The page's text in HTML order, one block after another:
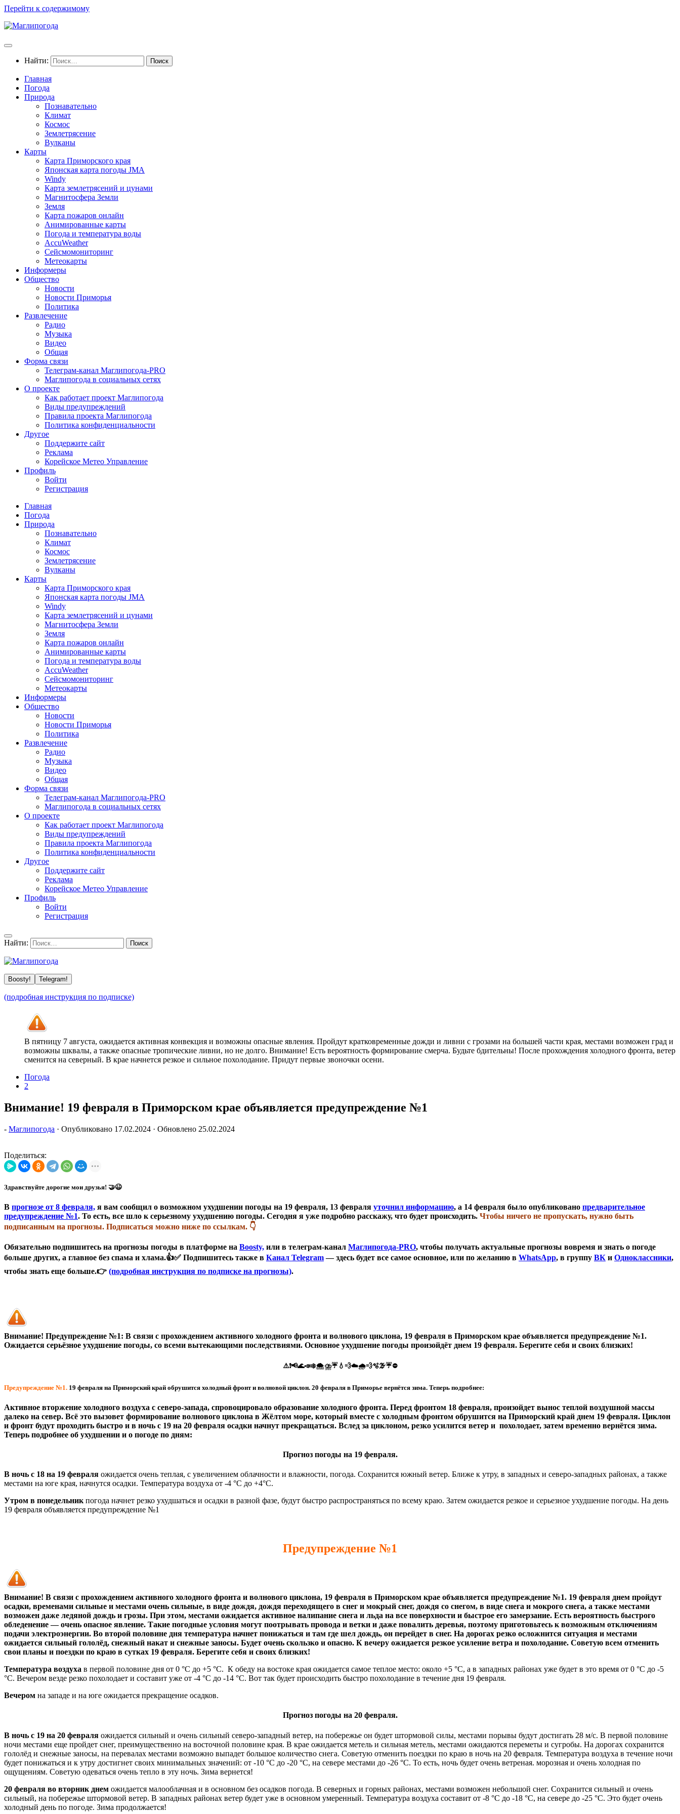
Перейти к содержимому
Найти:
Главная
Погода
Природа
Познавательно
Климат
Космос
Землетрясение
Вулканы
Карты
Карта Приморского края
Японская карта погоды JMA
Windy
Карта землетрясений и цунами
Магнитосфера Земли
Земля
Карта пожаров онлайн
Анимированные карты
Погода и температура воды
AccuWeather
Сейсмомониторинг
Метеокарты
Информеры
Общество
Новости
Новости Приморья
Политика
Развлечение
Радио
Музыка
Видео
Общая
Форма связи
Телеграм-канал Маглипогода-PRO
Маглипогода в социальных сетях
О проекте
Как работает проект Маглипогода
Виды предупреждений
Правила проекта Маглипогода
Политика конфиденциальности
Другое
Поддержите сайт
Реклама
Корейское Метео Управление
Профиль
Войти
Регистрация
Главная
Погода
Природа
Познавательно
Климат
Космос
Землетрясение
Вулканы
Карты
Карта Приморского края
Японская карта погоды JMA
Windy
Карта землетрясений и цунами
Магнитосфера Земли
Земля
Карта пожаров онлайн
Анимированные карты
Погода и температура воды
AccuWeather
Сейсмомониторинг
Метеокарты
Информеры
Общество
Новости
Новости Приморья
Политика
Развлечение
Радио
Музыка
Видео
Общая
Форма связи
Телеграм-канал Маглипогода-PRO
Маглипогода в социальных сетях
О проекте
Как работает проект Маглипогода
Виды предупреждений
Правила проекта Маглипогода
Политика конфиденциальности
Другое
Поддержите сайт
Реклама
Корейское Метео Управление
Профиль
Войти
Регистрация
Найти:
Boosty! Telegram!
(подробная инструкция по подписке)
В пятницу 7 августа, ожидается активная конвекция и возможны опасные явления. Пройдут кратковременные дожди и ливни с грозами на большей части края, местами возможен град и
возможны шквалы, а также опасные тропические ливни, но не долго. Внимание! Есть вероятность формирование смерча. Будьте бдительны! После прохождения холодного фронта, ветер
сменится на северный. В крае начнется резкое и сильное похолодание. Придут первые звоночки осени.
Погода
2
Внимание! 19 февраля в Приморском крае объявляется предупреждение №1
- Маглипогода · Опубликовано 17.02.2024 · Обновлено 25.02.2024
Поделиться:
Здравствуйте дорогие мои друзья! 🤝😉
В прогнозе от 8 февраля, я вам сообщил о возможном ухудшении погоды на 19 февраля, 13 февраля уточнил информацию, а 14 февраля было опубликовано предварительное
предупреждение №1. То есть, все шло к серьезному ухудшению погоды. Сегодня я уже подробно расскажу, что будет происходить. Чтобы ничего не пропускать, нужно быть
подписанным на прогнозы. Подписаться можно ниже по ссылкам. 👇
Обязательно подпишитесь на прогнозы погоды в платформе на Boosty, или в телеграм-канал Маглипогода-PRO, чтобы получать актуальные прогнозы вовремя и знать о погоде
больше других, а главное без спама и хлама.👍✅ Подпишитесь также в Канал Telegram— здесь будет все самое основное, или по желанию в WhatsApp, в группу ВК и Одноклассники,
чтобы знать еще больше.👉 (подробная инструкция по подписке на прогнозы).
Внимание! Предупреждение №1: В связи с прохождением активного холодного фронта и волнового циклона, 19 февраля в Приморском крае объявляется предупреждение №1.
Ожидается серьёзное ухудшение погоды, со всеми вытекающими последствиями. Основное ухудшение погоды произойдёт днем 19 февраля. Берегите себя и своих близких!
⚠️❗📢🌊📣❄️🌨⛈☔️💧💨☁️🌧💨🫧🌫☔️⛔️
Предупреждение №1. 19 февраля на Приморский край обрушится холодный фронт и волновой циклон. 20 февраля в Приморье вернётся зима. Теперь подробнее:
Активное вторжение холодного воздуха с северо-запада, спровоцировало образование холодного фронта. Перед фронтом 18 февраля, произойдет вынос теплой воздушной массы
далеко на север. Всё это вызовет формирование волнового циклона в Жёлтом море, который вместе с холодным фронтом обрушится на Приморский край днем 19 февраля. Циклон
и фронт будут проходить быстро и в ночь с 19 на 20 февраля осадки начнут прекращаться. Вслед за циклоном, резко усилится ветер и похолодает, затем временно вернётся зима.
Теперь подробнее об ухудшении и о погоде по дням:
Прогноз погоды на 19 февраля.
В ночь с 18 на 19 февраля ожидается очень теплая, с увеличением облачности и влажности, погода. Сохранится южный ветер. Ближе к утру, в западных и северо-западных районах, а также
местами на юге края, начнутся осадки. Температура воздуха от -4 °С до +4°С.
Утром в понедельник погода начнет резко ухудшаться и осадки в разной фазе, будут быстро распространяться по всему краю. Затем ожидается резкое и серьезное ухудшение погоды. На день
19 февраля объявляется предупреждение №1
Предупреждение №1
Внимание! В связи с прохождением активного холодного фронта и волнового циклона, 19 февраля в Приморском крае объявляется предупреждение №1. 19 февраля днем пройдут
осадки, временами сильные и местами очень сильные, в виде дождя, дождя переходящего в снег и мокрый снег, дождя со снегом, в виде снега и мокрого снега, а также местами
возможен даже ледяной дождь и грозы. При этом, местами ожидается активное налипание снега и льда на все поверхности и быстрое его замерзание. Есть вероятность быстрого
обледенение — очень опасное явление. Такие погодные условия могут поотрывать провода и ветки и даже повалить деревья, поэтому приготовьтесь к возможным отключениям
подачи электроэнергии. Во второй половине дня температура начнет понижаться и там где шел дождь, он перейдет в снег. На дорогах резко осложнится ситуация и местами
ожидается сильный гололёд, снежный накат и снежные заносы. Будет очень скользко и опасно. К вечеру ожидается резкое усиление ветра и похолодание. Советую всем отменить
свои планы и поездки по краю в сутках 19 февраля. Берегите себя и своих близких!
Температура воздуха в первой половине дня от 0 °С до +5 °С. К обеду на востоке края ожидается самое теплое место: около +5 °С, а в западных районах уже будет в это время от 0 °С до -5
°С. Вечером везде резко похолодает и составит уже от -4 °С до -14 °С. Вот так будет происходить быстро похолодание в течение дня 19 февраля.
Вечером на западе и на юге ожидается прекращение осадков.
Прогноз погоды на 20 февраля.
В ночь с 19 на 20 февраля ожидается сильный и очень сильный северо-западный ветер, на побережье он будет штормовой силы, местами порывы будут достигать 28 м/с. В первой половине
ночи местами еще пройдет снег, преимущественно на восточной половине края. В крае ожидается метель и сильная метель, местами ожидаются переметы и сугробы. На дорогах сохранится
гололёд и снежные заносы, на перевалах местами возможно выпадет большое количество снега. Советую отменить поездки по краю в ночь на 20 февраля. Температура воздуха в течение ночи
будет понижаться и к утру достигнет своих минимальных значений: от -10 °С до -20 °С, на севере местами до -26 °С. То есть, ночь будет очень ветреная. морозная и очень холодная по
ощущениям. Советую одеваться очень тепло в эту ночь. Зима вернется!
20 февраля во вторник днем ожидается малооблачная и в основном без осадков погода. В северных и горных районах, местами возможен небольшой снег. Сохранится сильный и очень
сильный, на побережье штормовой ветер. В западных районах ветер будет уже в основном умеренный. Температура воздуха составит от -8 °С до -18 °С, на севере до -25 °С. Это будет очень
холодный день по погоде. Зима продолжается!